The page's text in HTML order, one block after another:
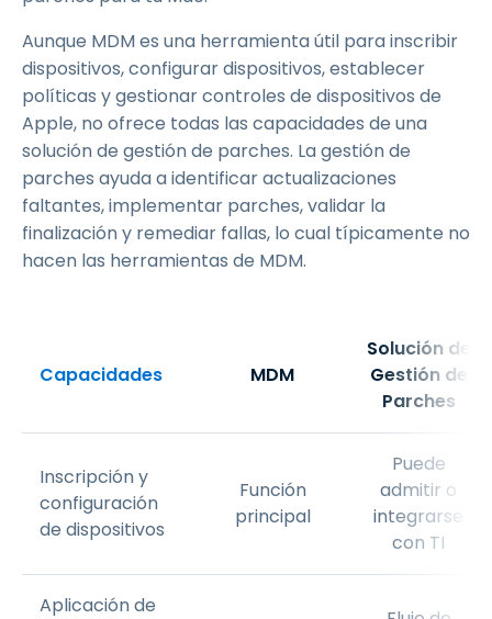
Aunque MDM es una herramienta útil para inscribir
dispositivos, configurar dispositivos, establecer
políticas y gestionar controles de dispositivos de
Apple, no ofrece todas las capacidades de una
solución de gestión de parches. La gestión de
parches ayuda a identificar actualizaciones
faltantes, implementar parches, validar la
finalización y remediar fallas, lo cual típicamente no
hacen las herramientas de MDM.
Capacidades MDM
Solución de
Gestión de
Parches
Inscripción y
configuración
de dispositivos
Función
principal
Puede
admitir o
integrarse
con TI
Aplicación de